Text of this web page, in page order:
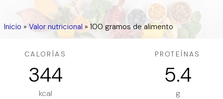
Inicio » Valor nutricional » 100 gramos de alimento
CALORÍAS
344
kcal
PROTEÍNAS
5.4
g